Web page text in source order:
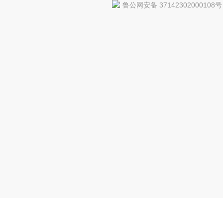
鲁公网安备 37142302000108号